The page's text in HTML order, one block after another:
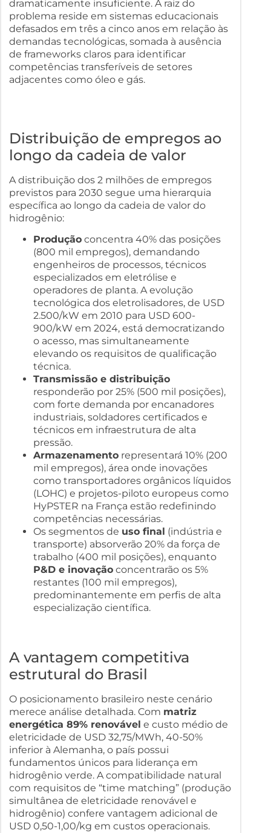
dramaticamente insuficiente. A raiz do
problema reside em sistemas educacionais
defasados em três a cinco anos em relação às
demandas tecnológicas, somada à ausência
de frameworks claros para identificar
competências transferíveis de setores
adjacentes como óleo e gás.
Distribuição de empregos ao
longo da cadeia de valor
A distribuição dos 2 milhões de empregos
previstos para 2030 segue uma hierarquia
específica ao longo da cadeia de valor do
hidrogênio:
Produção concentra 40% das posições
(800 mil empregos), demandando
engenheiros de processos, técnicos
especializados em eletrólise e
operadores de planta. A evolução
tecnológica dos eletrolisadores, de USD
2.500/kW em 2010 para USD 600-
900/kW em 2024, está democratizando
o acesso, mas simultaneamente
elevando os requisitos de qualificação
técnica.
Transmissão e distribuição
responderão por 25% (500 mil posições),
com forte demanda por encanadores
industriais, soldadores certificados e
técnicos em infraestrutura de alta
pressão.
Armazenamento representará 10% (200
mil empregos), área onde inovações
como transportadores orgânicos líquidos
(LOHC) e projetos-piloto europeus como
HyPSTER na França estão redefinindo
competências necessárias.
Os segmentos de uso final (indústria e
transporte) absorverão 20% da força de
trabalho (400 mil posições), enquanto
P&D e inovação concentrarão os 5%
restantes (100 mil empregos),
predominantemente em perfis de alta
especialização científica.
A vantagem competitiva
estrutural do Brasil
O posicionamento brasileiro neste cenário
merece análise detalhada. Com matriz
energética 89% renovável e custo médio de
eletricidade de USD 32,75/MWh, 40-50%
inferior à Alemanha, o país possui
fundamentos únicos para liderança em
hidrogênio verde. A compatibilidade natural
com requisitos de “time matching” (produção
simultânea de eletricidade renovável e
hidrogênio) confere vantagem adicional de
USD 0,50-1,00/kg em custos operacionais.